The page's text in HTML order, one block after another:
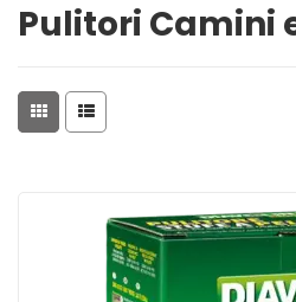
Pulitori Camini